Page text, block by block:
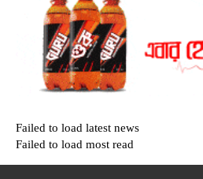
Failed to load latest news
Failed to load most read